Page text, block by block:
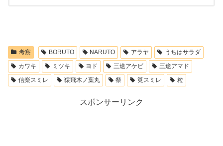
考察 BORUTO NARUTO アラヤ
うちはサラダ
カワキ
ミツキ ヨド 三途アケビ
三途アマド
信楽スミレ
猿飛木ノ葉丸 祭 筧スミレ 粒
スポンサーリンク